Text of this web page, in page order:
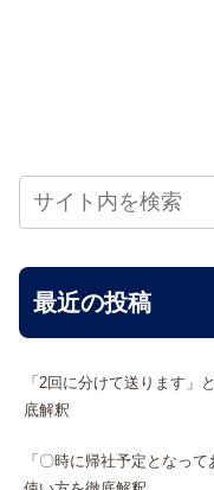
最近の投稿
「2回に分けて送ります」
底解釈
「〇時に帰社予定となっ